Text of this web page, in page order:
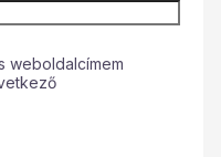
weboldalcímem